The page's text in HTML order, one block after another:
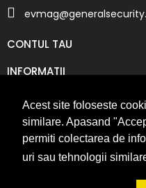
Acest site foloseste
similare. Apasand
permiti colectarea de
uri sau tehnologii
CONTUL TAU
INFORMATII
COMPANIA NOASTRA